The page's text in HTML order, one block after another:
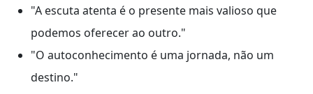
"A escuta atenta é o presente mais valioso que
podemos oferecer ao outro."
"O autoconhecimento é uma jornada, não um
destino."